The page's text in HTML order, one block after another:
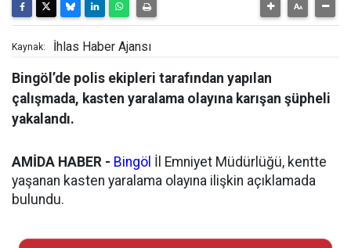
Kaynak: İhlas Haber Ajansı
Bingöl’de polis ekipleri tarafından yapılan
çalışmada, kasten yaralama olayına karışan şüpheli
yakalandı.
AMİDA HABER - Bingöl İl Emniyet Müdürlüğü, kentte
yaşanan kasten yaralama olayına ilişkin açıklamada
bulundu.